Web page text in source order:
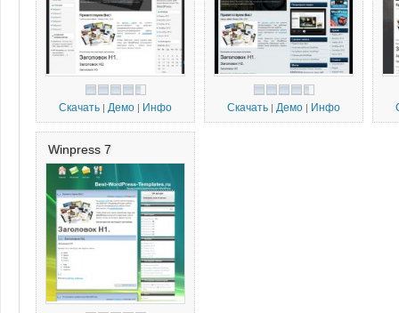
Скачать | Демо | Инфо Скачать | Демо | Инфо
Winpress 7